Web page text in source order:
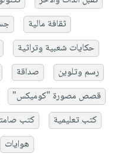
ثقافة مالية
حكايات شعبية وتراثية
رسم وتلوين
صداقة
قصص مصورة "كوميكس"
كتب تعليمية
كتب
هوايات